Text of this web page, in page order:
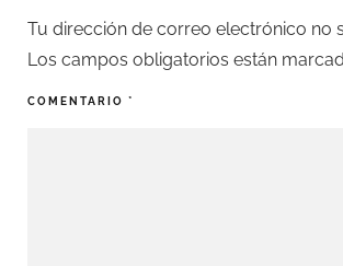
Tu dirección de correo electrónico no
Los campos obligatorios están
COMENTARIO *